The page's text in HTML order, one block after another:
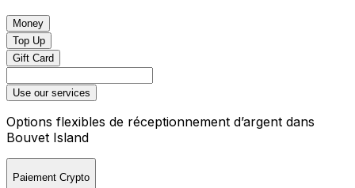
Money
Top Up
Gift Card
Use our services
Options flexibles de réceptionnement d’argent dans
Bouvet Island
Paiement Crypto